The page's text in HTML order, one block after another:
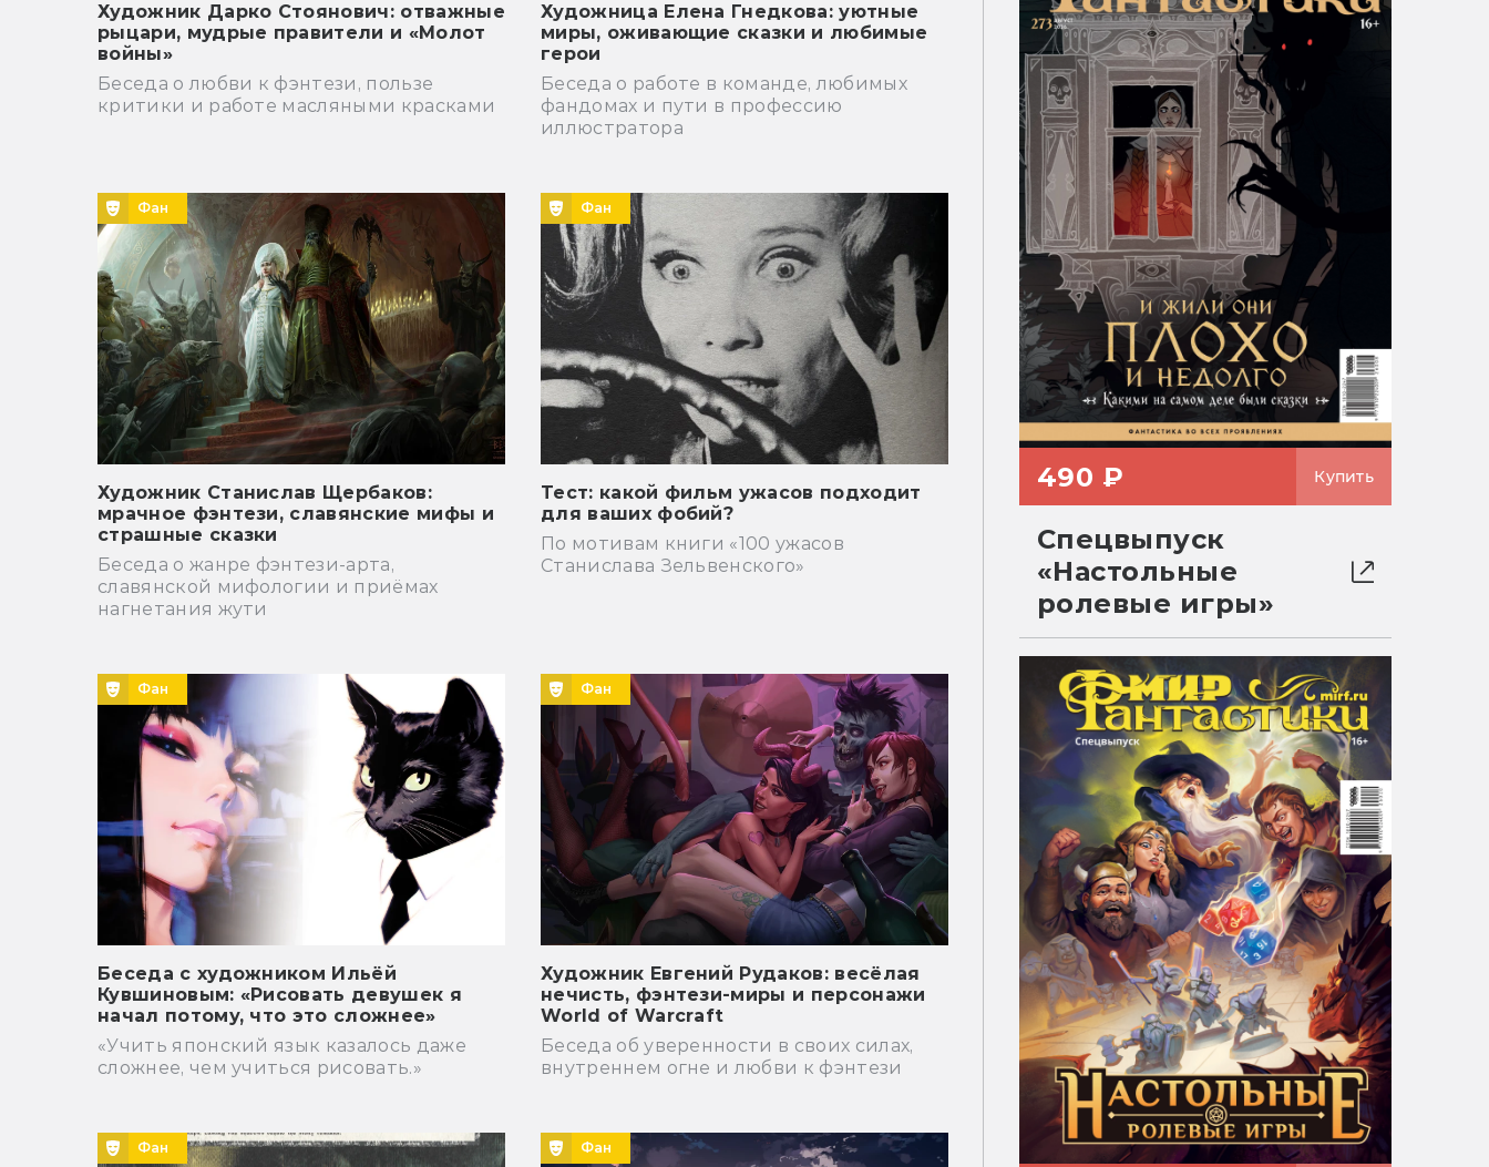
Художник Дарко Стоянович: отважные
рыцари, мудрые правители и «Молот
войны»
Беседа о любви к фэнтези, пользе
критики и работе масляными красками
Художница Елена Гнедкова: уютные
миры, оживающие сказки и любимые
герои
Беседа о работе в команде, любимых
фандомах и пути в профессию
иллюстратора
Фан
Художник Станислав Щербаков:
мрачное фэнтези, славянские мифы и
страшные сказки
Беседа о жанре фэнтези-арта,
славянской мифологии и приёмах
нагнетания жути
Фан
Тест: какой фильм ужасов подходит
для ваших фобий?
По мотивам книги «100 ужасов
Станислава Зельвенского»
Фан
Беседа с художником Ильёй
Кувшиновым: «Рисовать девушек я
начал потому, что это сложнее»
«Учить японский язык казалось даже
сложнее, чем учиться рисовать.»
Фан
Художник Евгений Рудаков: весёлая
нечисть, фэнтези-миры и персонажи
World of Warcraft
Беседа об уверенности в своих силах,
внутреннем огне и любви к фэнтези
Фан Фан
490 ₽ Купить
Спецвыпуск
«Настольные
ролевые игры»